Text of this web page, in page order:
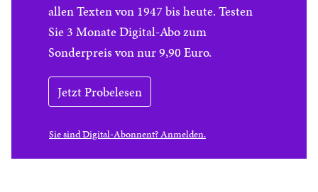
allen Texten von 1947 bis heute. Testen
Sie 3 Monate Digital-Abo zum
Sonderpreis von nur 9,90 Euro.
Jetzt Probelesen
Sie sind Digital-Abonnent? Anmelden.